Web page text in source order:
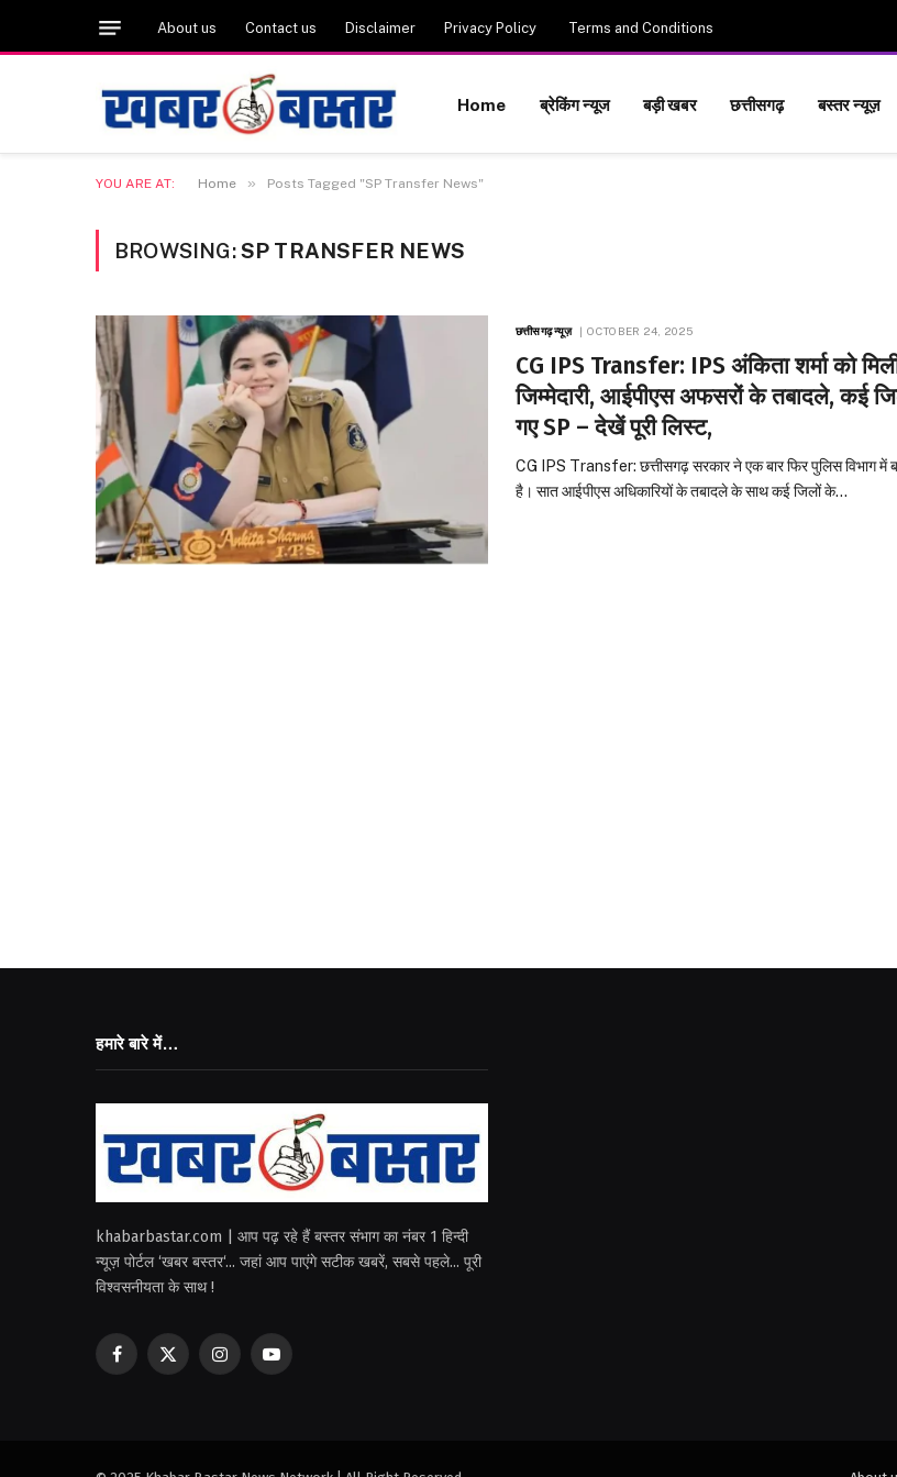
About us Contact us Disclaimer Privacy Policy Terms and Conditions
Home ब्रेकिंग न्यूज बड़ी खबर छत्तीसगढ़ बस्तर न्यूज़
YOU ARE AT: Home » Posts Tagged "SP Transfer News"
BROWSING:SP TRANSFER NEWS
छत्तीसगढ़ न्यूज़ OCTOBER 24, 2025
CG IPS Transfer: IPS अंकिता शर्मा को
जिम्मेदारी, आईपीएस अफसरों के तबादले, कई
गए SP – देखें पूरी लिस्ट,
CG IPS Transfer: छत्तीसगढ़ सरकार ने एक बार फिर पुलिस विभाग में
है। सात आईपीएस अधिकारियों के तबादले के साथ कई जिलों के…
हमारे बारे में…
khabarbastar.com | आप पढ़ रहे हैं बस्तर संभाग का नंबर 1 हिन्दी
न्यूज़ पोर्टल ‘खबर बस्तर‘... जहां आप पाएंगे सटीक खबरें, सबसे पहले... पूरी
विश्वसनीयता के साथ !
Facebook
X
InstagramYouTube